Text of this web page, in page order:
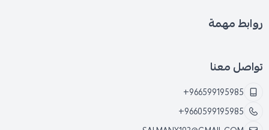
روابط مهمة
تواصل معنا
+966599195985
+9660599195985